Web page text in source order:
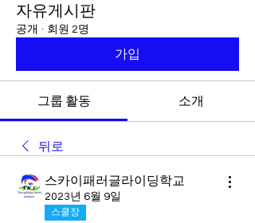
자유게시판
공개 · 회원 2명
가입
그룹 활동 소개
뒤로
스카이패러글라이딩학교
2023년 6월 9일
스쿨장